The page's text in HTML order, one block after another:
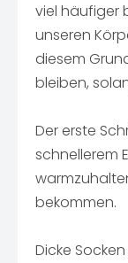
viel häufiger
unseren
diesem
bleiben,
Der erste
schnellerem
bekommen.
Dicke